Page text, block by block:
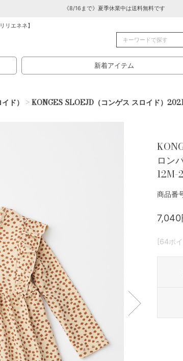
《8/16まで》夏季休業中は送料無料です
リエネネ】
新着アイテム
ド） >KONGES SLOEJD（コンゲス スロイド）
ロン
12M-
商品
7,040
[64ポ